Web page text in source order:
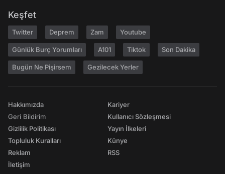
Keşfet
Twitter Deprem Zam Youtube
Günlük Burç Yorumları A101 Tiktok Son Dakika
Bugün Ne Pişirsem Gezilecek Yerler
Hakkımızda
Geri Bildirim
Gizlilik Politikası
Topluluk Kuralları
Reklam
İletişim
Kariyer
Kullanıcı Sözleşmesi
Yayın İlkeleri
Künye
RSS